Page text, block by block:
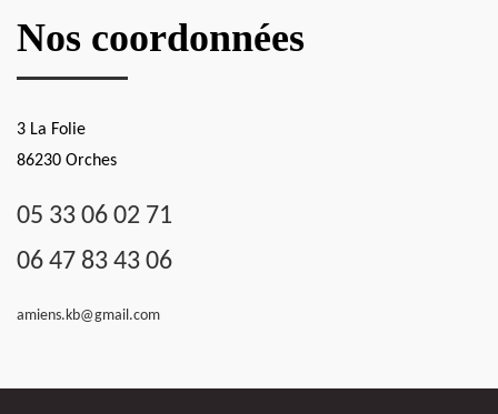
Nos coordonnées
3 La Folie
86230 Orches
05 33 06 02 71
06 47 83 43 06
amiens.kb@gmail.com